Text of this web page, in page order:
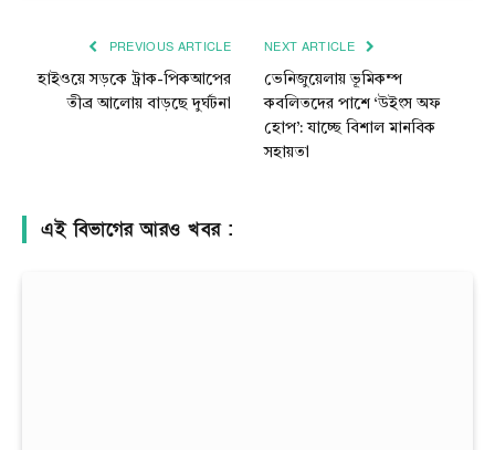
PREVIOUS ARTICLE
হাইওয়ে সড়কে ট্রাক-পিকআপের
তীব্র আলোয় বাড়ছে দুর্ঘটনা
NEXT ARTICLE
ভেনিজুয়েলায় ভূমিকম্প
কবলিতদের পাশে ‘উইংস অফ
হোপ’: যাচ্ছে বিশাল মানবিক
সহায়তা
এই বিভাগের আরও খবর :